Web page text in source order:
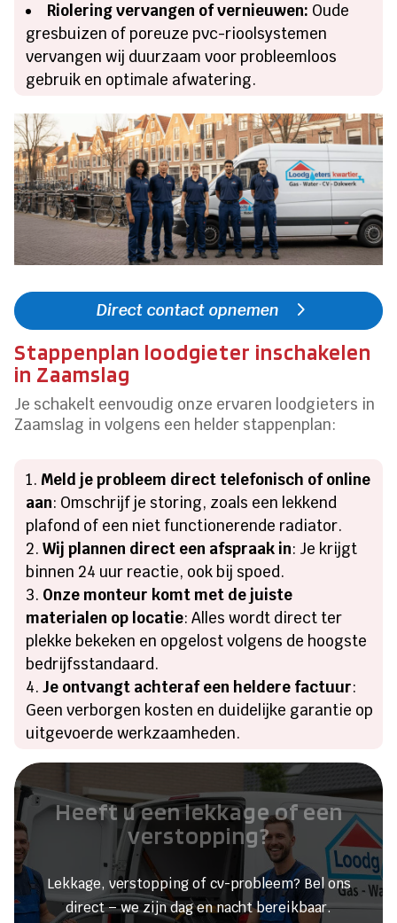
Riolering vervangen of vernieuwen: Oude
gresbuizen of poreuze pvc-rioolsystemen
vervangen wij duurzaam voor probleemloos
gebruik en optimale afwatering.
Direct contact opnemen
Stappenplan loodgieter inschakelen
in Zaamslag
Je schakelt eenvoudig onze ervaren loodgieters in
Zaamslag in volgens een helder stappenplan:
Meld je probleem direct telefonisch of online
aan: Omschrijf je storing, zoals een lekkend
plafond of een niet functionerende radiator.
Wij plannen direct een afspraak in: Je krijgt
binnen 24 uur reactie, ook bij spoed.
Onze monteur komt met de juiste
materialen op locatie: Alles wordt direct ter
plekke bekeken en opgelost volgens de hoogste
bedrijfsstandaard.
Je ontvangt achteraf een heldere factuur:
Geen verborgen kosten en duidelijke garantie op
uitgevoerde werkzaamheden.
Heeft u een lekkage of een
verstopping?
Lekkage, verstopping of cv-probleem? Bel ons
direct – we zijn dag en nacht bereikbaar.